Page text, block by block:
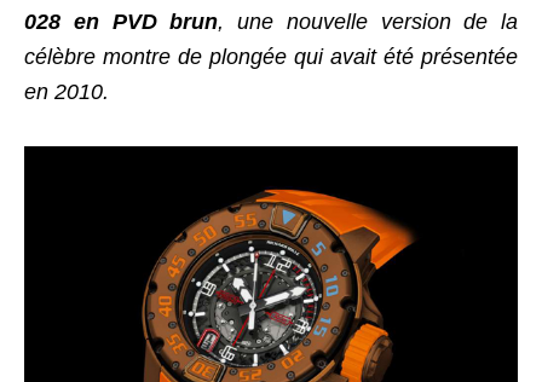
028 en PVD brun, une nouvelle version de la
célèbre montre de plongée qui avait été présentée
en 2010.